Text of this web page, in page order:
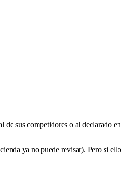
de sus competidores o al declarado en
ya no puede revisar). Pero si ello